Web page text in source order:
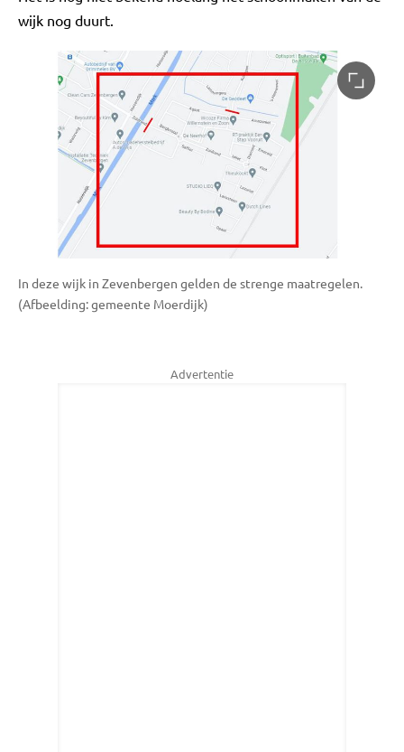
wijk nog duurt.
In deze wijk in Zevenbergen gelden de strenge maatregelen.
(Afbeelding: gemeente Moerdijk)
Advertentie